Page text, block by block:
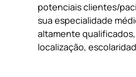
potenciais clientes/
sua especialidade
altamente
localização,